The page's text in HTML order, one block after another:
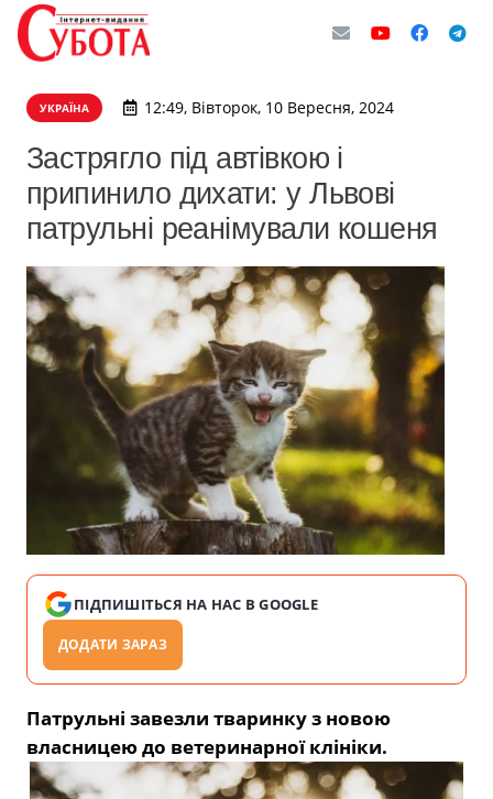
УКРАЇНА 12:49, Вівторок, 10 Вересня, 2024
Застрягло під автівкою і
припинило дихати: у Львові
патрульні реанімували кошеня
ПІДПИШІТЬСЯ НА НАС В GOOGLE
ДОДАТИ ЗАРАЗ
Патрульні завезли тваринку з новою
власницею до ветеринарної клініки.